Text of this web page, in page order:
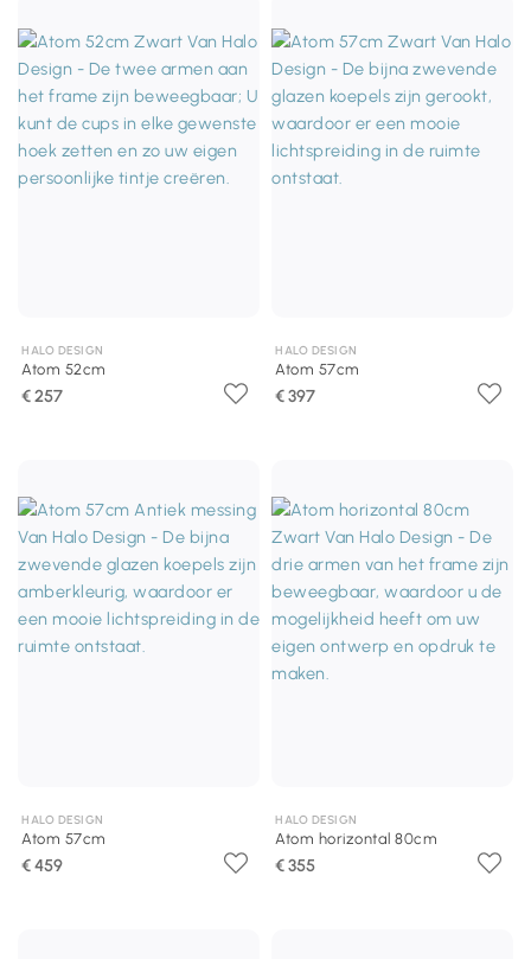
HALO DESIGN
Atom 52cm
€ 257
HALO DESIGN
Atom 57cm
€ 397
HALO DESIGN
Atom 57cm
€ 459
HALO DESIGN
Atom horizontal 80cm
€ 355